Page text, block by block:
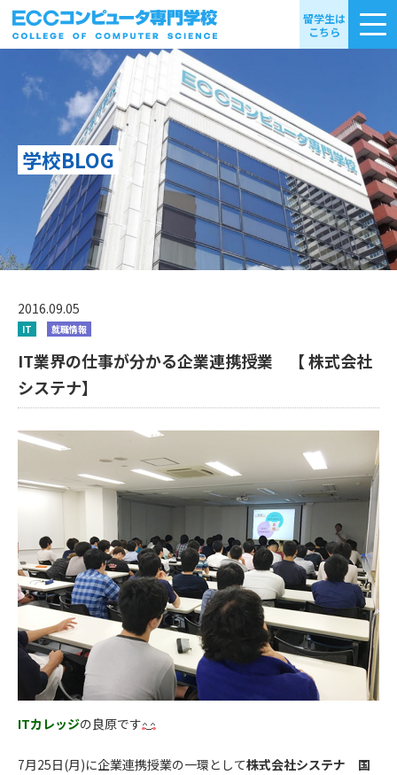
留学生は
こちら
学校BLOG
2016.09.05
IT 就職情報
IT業界の仕事が分かる企業連携授業 【 株式会社
システナ】
ITカレッジの良原です
7月25日(月)に企業連携授業の一環として株式会社システナ 国